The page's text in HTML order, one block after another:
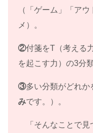
（「ゲーム」「ア
メ）。
②付箋をT（考える
を起こす力）の3分
③多い分類がどれか
みです。）。
「そんなことで見